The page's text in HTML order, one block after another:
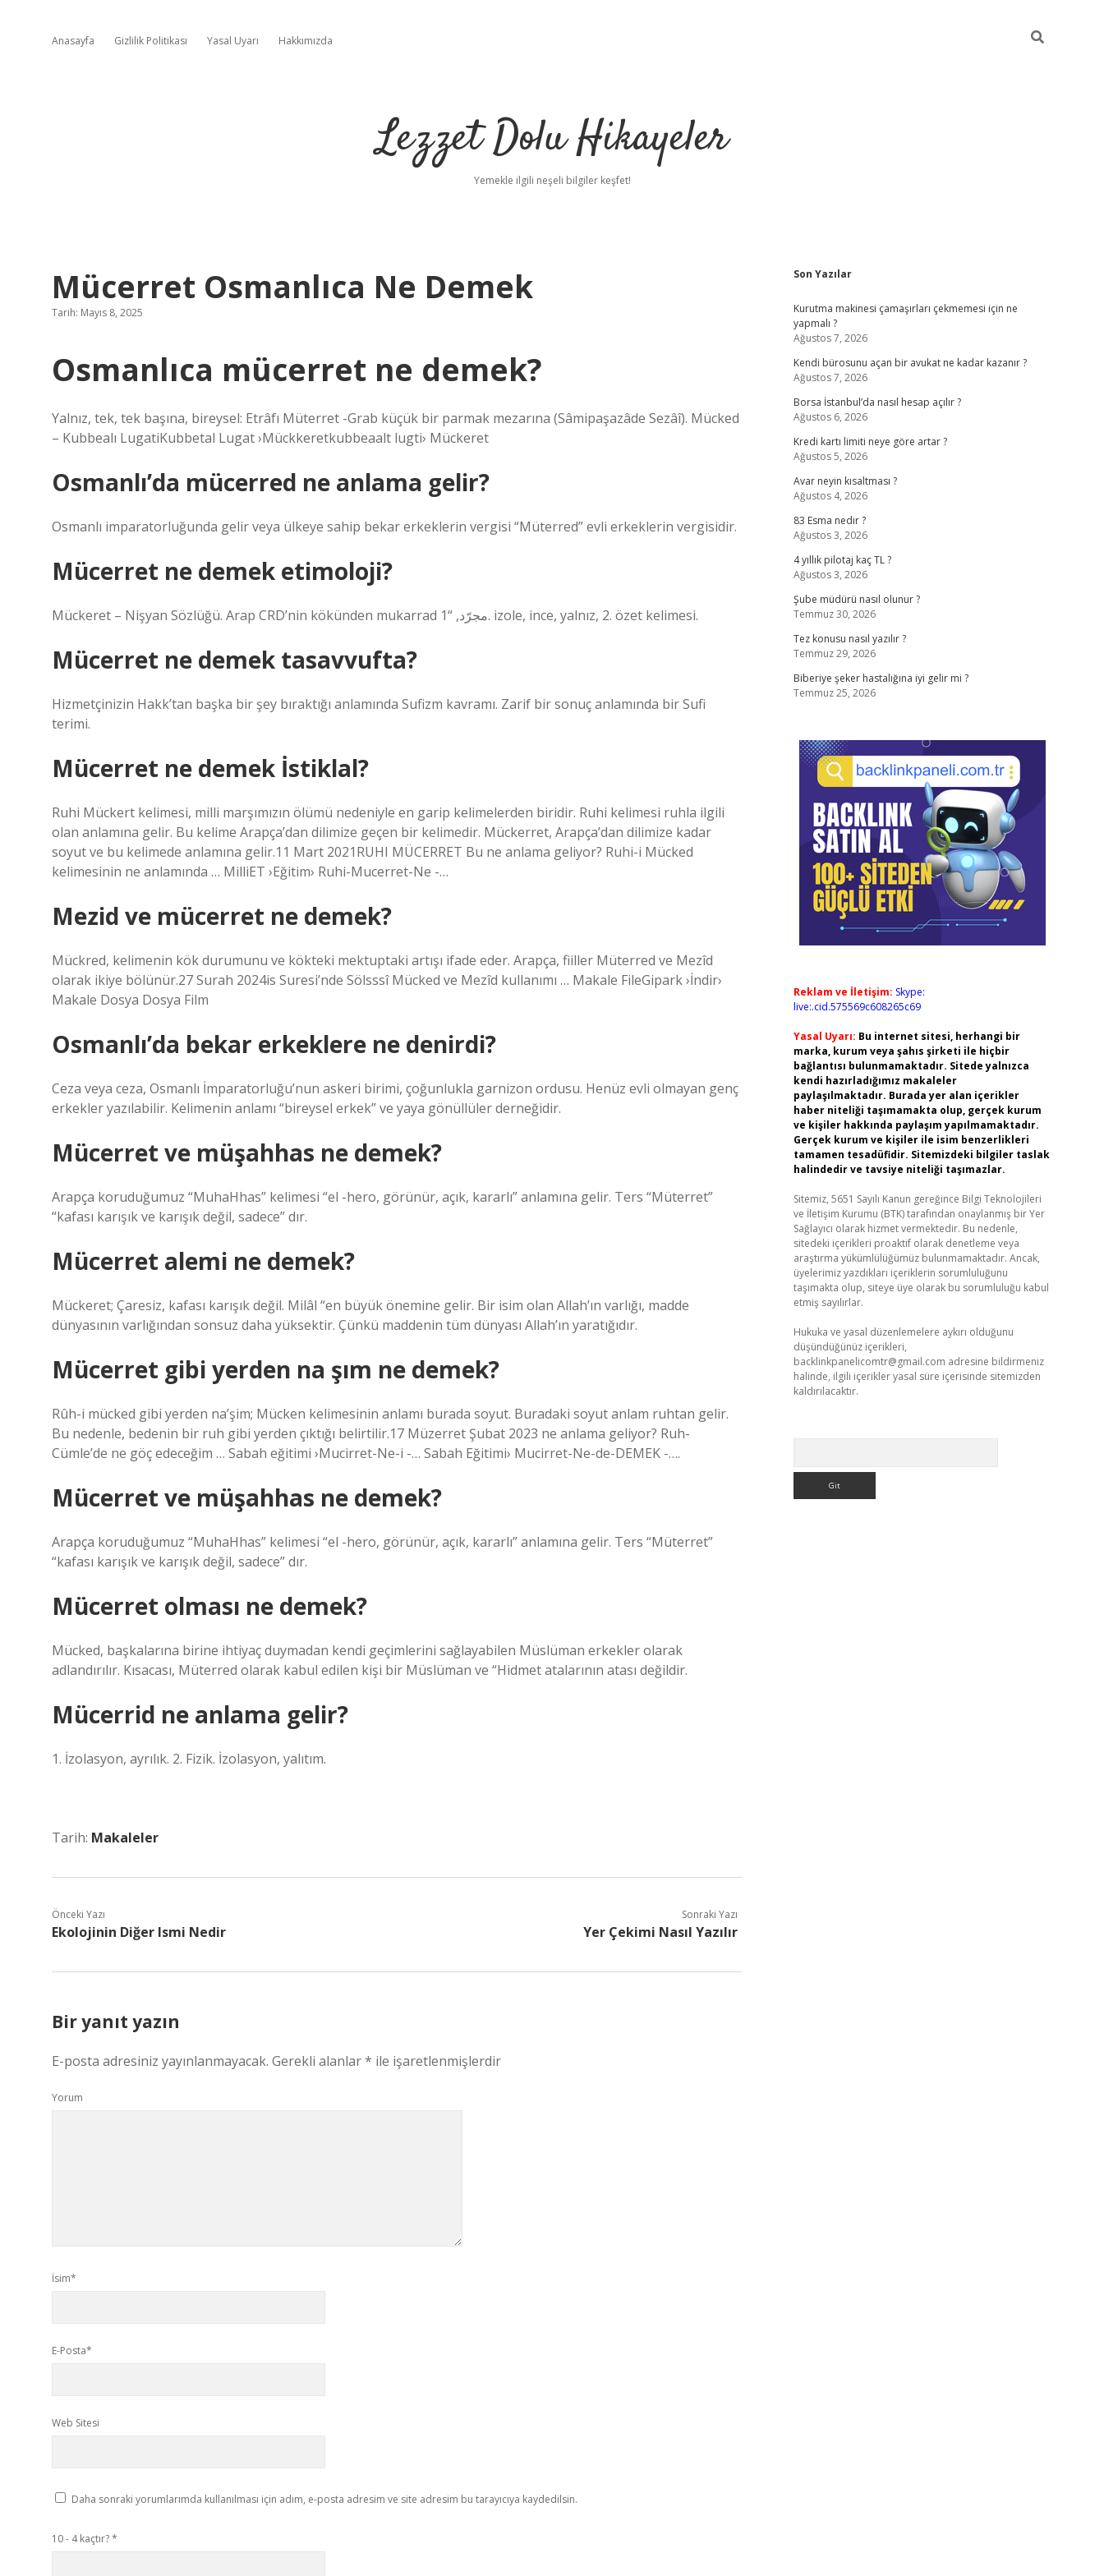
Anasayfa Gizlilik Politikası Yasal Uyarı Hakkımızda
Lezzet Dolu Hikayeler
Yemekle ilgili neşeli bilgiler keşfet!
Mücerret Osmanlıca Ne Demek
Tarih: Mayıs 8, 2025
Osmanlıca mücerret ne demek?
Yalnız, tek, tek başına, bireysel: Etrâfı Müterret -Grab küçük bir parmak mezarına (Sâmipaşazâde Sezâî). Mücked
– Kubbealı LugatiKubbetal Lugat ›Mückkeretkubbeaalt lugti› Mückeret
Osmanlı’da mücerred ne anlama gelir?
Osmanlı imparatorluğunda gelir veya ülkeye sahip bekar erkeklerin vergisi “Müterred” evli erkeklerin vergisidir.
Mücerret ne demek etimoloji?
Mückeret – Nişyan Sözlüğü. Arap CRD’nin kökünden mukarrad مجرّد, “1. izole, ince, yalnız, 2. özet kelimesi.
Mücerret ne demek tasavvufta?
Hizmetçinizin Hakk’tan başka bir şey bıraktığı anlamında Sufizm kavramı. Zarif bir sonuç anlamında bir Sufi
terimi.
Mücerret ne demek İstiklal?
Ruhi Mückert kelimesi, milli marşımızın ölümü nedeniyle en garip kelimelerden biridir. Ruhi kelimesi ruhla ilgili
olan anlamına gelir. Bu kelime Arapça’dan dilimize geçen bir kelimedir. Mückerret, Arapça’dan dilimize kadar
soyut ve bu kelimede anlamına gelir.11 Mart 2021RUHI MÜCERRET Bu ne anlama geliyor? Ruhi-i Mücked
kelimesinin ne anlamında … MilliET ›Eğitim› Ruhi-Mucerret-Ne -…
Mezid ve mücerret ne demek?
Mückred, kelimenin kök durumunu ve kökteki mektuptaki artışı ifade eder. Arapça, fiiller Müterred ve Mezîd
olarak ikiye bölünür.27 Surah 2024is Suresi’nde Sölsssî Mücked ve Mezîd kullanımı … Makale FileGipark ›İndir›
Makale Dosya Dosya Film
Osmanlı’da bekar erkeklere ne denirdi?
Ceza veya ceza, Osmanlı İmparatorluğu’nun askeri birimi, çoğunlukla garnizon ordusu. Henüz evli olmayan genç
erkekler yazılabilir. Kelimenin anlamı “bireysel erkek” ve yaya gönüllüler derneğidir.
Mücerret ve müşahhas ne demek?
Arapça koruduğumuz “MuhaHhas” kelimesi “el -hero, görünür, açık, kararlı” anlamına gelir. Ters “Müterret”
“kafası karışık ve karışık değil, sadece” dır.
Mücerret alemi ne demek?
Mückeret; Çaresiz, kafası karışık değil. Milâl “en büyük önemine gelir. Bir isim olan Allah’ın varlığı, madde
dünyasının varlığından sonsuz daha yüksektir. Çünkü maddenin tüm dünyası Allah’ın yaratığıdır.
Mücerret gibi yerden na şım ne demek?
Rûh-i mücked gibi yerden na’şim; Mücken kelimesinin anlamı burada soyut. Buradaki soyut anlam ruhtan gelir.
Bu nedenle, bedenin bir ruh gibi yerden çıktığı belirtilir.17 Müzerret Şubat 2023 ne anlama geliyor? Ruh-
Cümle’de ne göç edeceğim … Sabah eğitimi ›Mucirret-Ne-i -… Sabah Eğitimi› Mucirret-Ne-de-DEMEK -….
Mücerret ve müşahhas ne demek?
Arapça koruduğumuz “MuhaHhas” kelimesi “el -hero, görünür, açık, kararlı” anlamına gelir. Ters “Müterret”
“kafası karışık ve karışık değil, sadece” dır.
Mücerret olması ne demek?
Mücked, başkalarına birine ihtiyaç duymadan kendi geçimlerini sağlayabilen Müslüman erkekler olarak
adlandırılır. Kısacası, Müterred olarak kabul edilen kişi bir Müslüman ve “Hidmet atalarının atası değildir.
Mücerrid ne anlama gelir?
1. İzolasyon, ayrılık. 2. Fizik. İzolasyon, yalıtım.
Tarih: Makaleler
Önceki Yazı
Ekolojinin Diğer Ismi Nedir
Sonraki Yazı
Yer Çekimi Nasıl Yazılır
Bir yanıt yazın
E-posta adresiniz yayınlanmayacak. Gerekli alanlar* ile işaretlenmişlerdir
Yorum
İsim*
E-Posta*
Web Sitesi
Daha sonraki yorumlarımda kullanılması için adım, e-posta adresim ve site adresim bu tarayıcıya kaydedilsin.
10 - 4 kaçtır?*
Sidebar
Son Yazılar
Kurutma makinesi çamaşırları çekmemesi için ne
yapmalı ?
Ağustos 7, 2026
Kendi bürosunu açan bir avukat ne kadar kazanır ?
Ağustos 7, 2026
Borsa İstanbul’da nasıl hesap açılır ?
Ağustos 6, 2026
Kredi kartı limiti neye göre artar ?
Ağustos 5, 2026
Avar neyin kısaltması ?
Ağustos 4, 2026
83 Esma nedir ?
Ağustos 3, 2026
4 yıllık pilotaj kaç TL ?
Ağustos 3, 2026
Şube müdürü nasıl olunur ?
Temmuz 30, 2026
Tez konusu nasıl yazılır ?
Temmuz 29, 2026
Biberiye şeker hastalığına iyi gelir mi ?
Temmuz 25, 2026
Reklam ve İletişim: Skype:
live:.cid.575569c608265c69
Yasal Uyarı: Bu internet sitesi, herhangi bir
marka, kurum veya şahıs şirketi ile hiçbir
bağlantısı bulunmamaktadır. Sitede yalnızca
kendi hazırladığımız makaleler
paylaşılmaktadır. Burada yer alan içerikler
haber niteliği taşımamakta olup, gerçek kurum
ve kişiler hakkında paylaşım yapılmamaktadır.
Gerçek kurum ve kişiler ile isim benzerlikleri
tamamen tesadüfidir. Sitemizdeki bilgiler taslak
halindedir ve tavsiye niteliği taşımazlar.
Sitemiz, 5651 Sayılı Kanun gereğince Bilgi Teknolojileri
ve İletişim Kurumu (BTK) tarafından onaylanmış bir Yer
Sağlayıcı olarak hizmet vermektedir. Bu nedenle,
sitedeki içerikleri proaktif olarak denetleme veya
araştırma yükümlülüğümüz bulunmamaktadır. Ancak,
üyelerimiz yazdıkları içeriklerin sorumluluğunu
taşımakta olup, siteye üye olarak bu sorumluluğu kabul
etmiş sayılırlar.
Hukuka ve yasal düzenlemelere aykırı olduğunu
düşündüğünüz içerikleri,
backlinkpanelicomtr@gmail.com adresine bildirmeniz
halinde, ilgili içerikler yasal süre içerisinde sitemizden
kaldırılacaktır.